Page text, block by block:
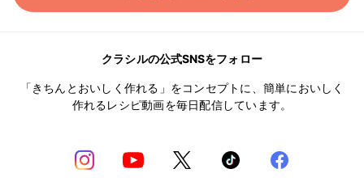
クラシルの公式SNSをフォロー
「きちんとおいしく作れる」をコンセプトに、簡単においしく
作れるレシピ動画を毎日配信しています。